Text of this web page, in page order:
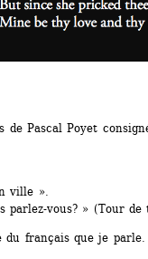
de Pascal Poyet
ville ».
parlez-vous? » (Tour de
du français que je parle.